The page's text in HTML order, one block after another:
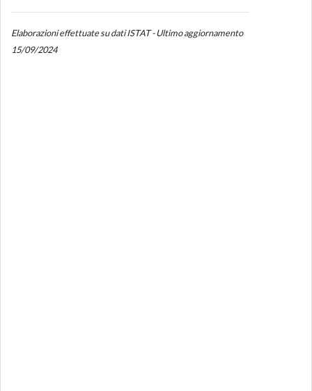
Elaborazioni effettuate su dati ISTAT - Ultimo aggiornamento
15/09/2024